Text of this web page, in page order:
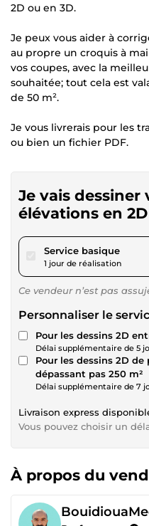
2D ou en 3D.
Je peux vous aider à
au propre un croquis à
vos coupes, avec la
souhaitée; tout cela est
de 50 m².
Je vous livrerais pour les
ou bien un fichier PDF.
Je vais dessiner
élévations en 2D
Service basiquepour
1 jour de réalisation
Ce vendeur n’est pas
Personnaliser le
Pour les dessins 2D
Délai supplémentaire de 5
Pour les dessins 2D de
dépassant pas 250 m²
Délai supplémentaire de 7
Livraison express
Vous pouvez choisir un
À propos du